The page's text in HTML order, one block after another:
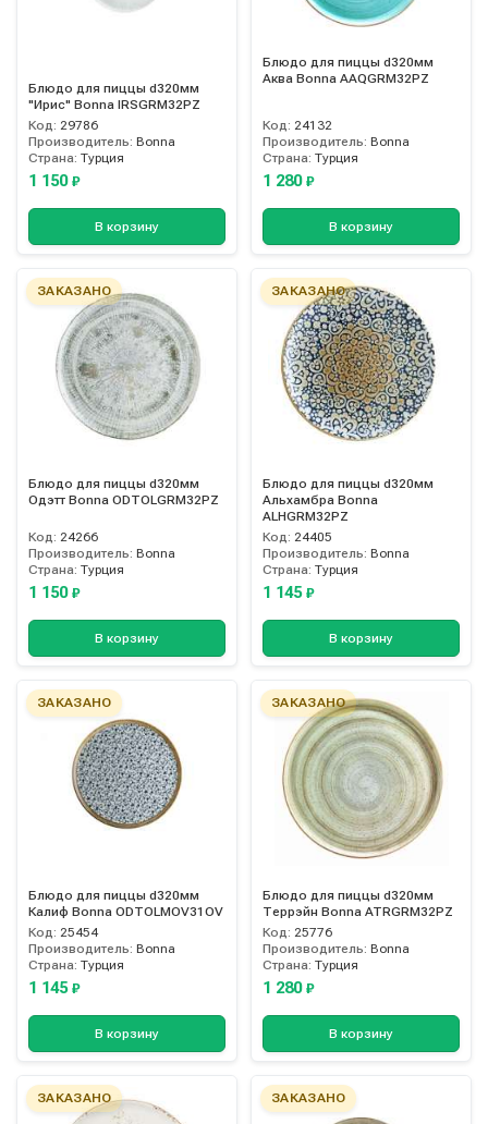
Блюдо для пиццы d320мм
"Ирис" Bonna IRSGRM32PZ
Код: 29786
Производитель: Bonna
Страна: Турция
1 150 ₽
В корзину
Блюдо для пиццы d320мм
Аква Bonna AAQGRM32PZ
Код: 24132
Производитель: Bonna
Страна: Турция
1 280 ₽
В корзину
ЗАКАЗАНО
Блюдо для пиццы d320мм
Одэтт Bonna ODTOLGRM32PZ
Код: 24266
Производитель: Bonna
Страна: Турция
1 150 ₽
В корзину
ЗАКАЗАНО
Блюдо для пиццы d320мм
Альхамбра Bonna
ALHGRM32PZ
Код: 24405
Производитель: Bonna
Страна: Турция
1 145 ₽
В корзину
ЗАКАЗАНО
Блюдо для пиццы d320мм
Калиф Bonna ODTOLMOV31OV
Код: 25454
Производитель: Bonna
Страна: Турция
1 145 ₽
В корзину
ЗАКАЗАНО
Блюдо для пиццы d320мм
Террэйн Bonna ATRGRM32PZ
Код: 25776
Производитель: Bonna
Страна: Турция
1 280 ₽
В корзину
ЗАКАЗАНО ЗАКАЗАНО